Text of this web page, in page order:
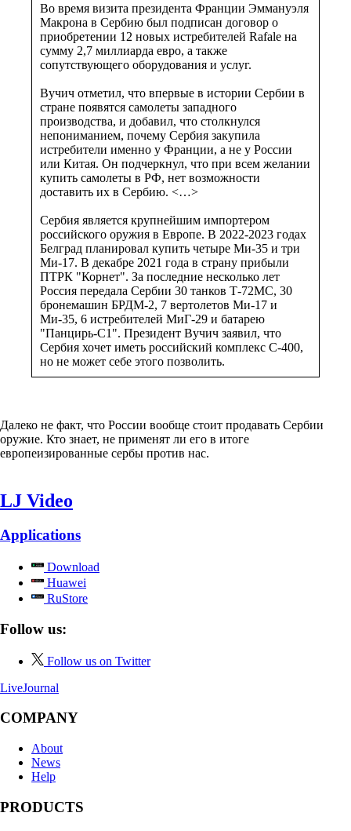
Во время визита президента Франции Эммануэля
Макрона в Сербию был подписан договор о
приобретении 12 новых истребителей Rafale на
сумму 2,7 миллиарда евро, а также
сопутствующего оборудования и услуг.
Вучич отметил, что впервые в истории Сербии в
стране появятся самолеты западного
производства, и добавил, что столкнулся
непониманием, почему Сербия закупила
истребители именно у Франции, а не у России
или Китая. Он подчеркнул, что при всем желании
купить самолеты в РФ, нет возможности
доставить их в Сербию. <…>
Сербия является крупнейшим импортером
российского оружия в Европе. В 2022-2023 годах
Белград планировал купить четыре Ми-35 и три
Ми-17. В декабре 2021 года в страну прибыли
ПТРК "Корнет". За последние несколько лет
Россия передала Сербии 30 танков Т-72МС, 30
бронемашин БРДМ-2, 7 вертолетов Ми-17 и
Ми-35, 6 истребителей МиГ-29 и батарею
"Панцирь-С1". Президент Вучич заявил, что
Сербия хочет иметь российский комплекс С-400,
но не может себе этого позволить.
Далеко не факт, что России вообще стоит продавать Сербии
оружие. Кто знает, не применят ли его в итоге
европеизированные сербы против нас.
LJ Video
Applications
Download
Huawei
RuStore
Follow us:
Follow us on Twitter
LiveJournal
COMPANY
About
News
Help
PRODUCTS